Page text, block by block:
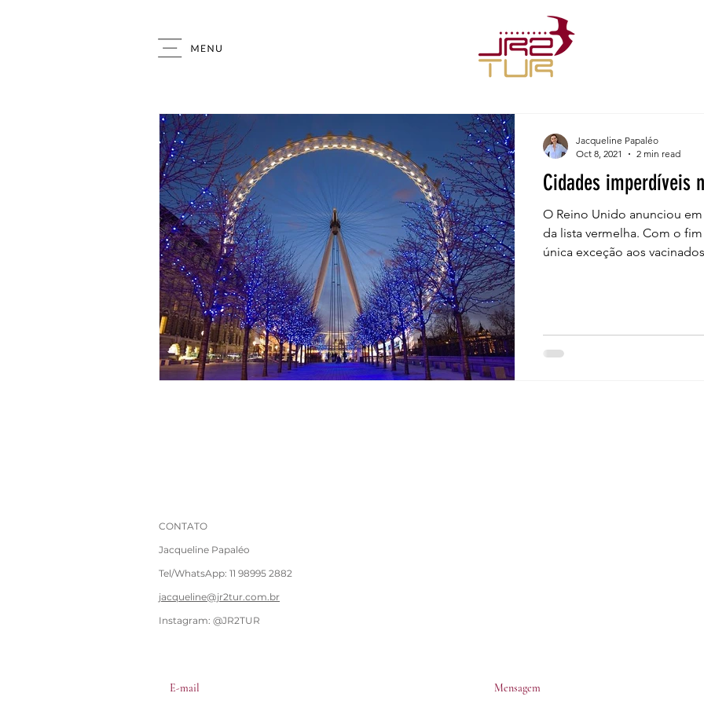
Cidades imperdíveis
O Reino Unido anunciou em
da lista vermelha. Com o
única exceção aos
Jacqueline Papaléo
Oct 8, 2021
2 min read
CONTATO
Jacqueline Papaléo
Tel/WhatsApp: 11 98995 2882
jacqueline@jr2tur.com.br
Instagram: @JR2TUR